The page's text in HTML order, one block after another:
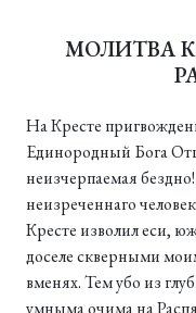
МОЛИТВА
На Кресте
Единородный Бога
неизчерпаемая
неизреченнаго
Кресте изволил еси,
доселе скверными
вменях. Тем убо из
умныма очима на